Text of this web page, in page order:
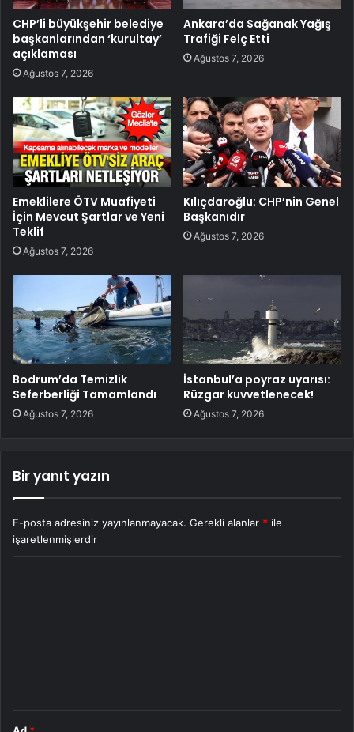
CHP’li büyükşehir belediye
başkanlarından ‘kurultay’
açıklaması
Ağustos 7, 2026
Ankara’da Sağanak Yağış
Trafiği Felç Etti
Ağustos 7, 2026
Emeklilere ÖTV Muafiyeti
İçin Mevcut Şartlar ve Yeni
Teklif
Ağustos 7, 2026
Kılıçdaroğlu: CHP’nin Genel
Başkanıdır
Ağustos 7, 2026
Bodrum’da Temizlik
Seferberliği Tamamlandı
Ağustos 7, 2026
İstanbul’a poyraz uyarısı:
Rüzgar kuvvetlenecek!
Ağustos 7, 2026
Bir yanıt yazın
E-posta adresiniz yayınlanmayacak. Gerekli alanlar * ile
işaretlenmişlerdir